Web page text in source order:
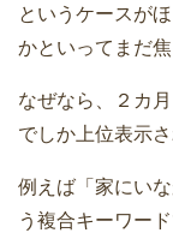
というケースがほ
かといってまだ
なぜなら、２カ
でしか上位表示
例えば「家にい
う複合キーワー